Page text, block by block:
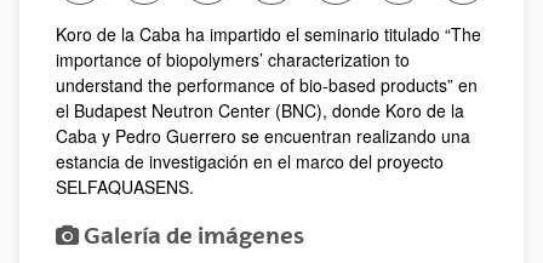
Koro de la Caba ha impartido el seminario titulado “The
importance of biopolymers’ characterization to
understand the performance of bio-based products” en
el Budapest Neutron Center (BNC), donde Koro de la
Caba y Pedro Guerrero se encuentran realizando una
estancia de investigación en el marco del proyecto
SELFAQUASENS.
Galería de imágenes